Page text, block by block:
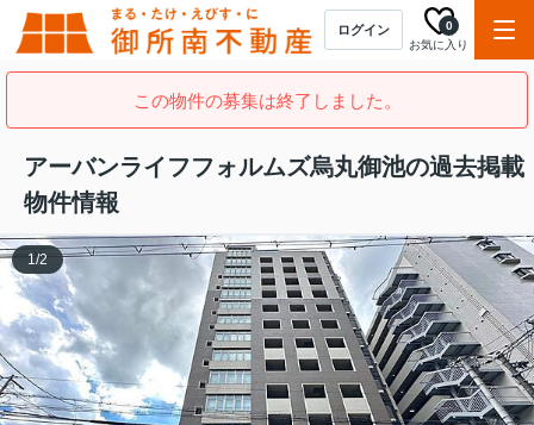
ログイン
お気に入り
0
この物件の募集は終了しました。
アーバンライフフォルムズ烏丸御池の過去掲載
物件情報
1/2